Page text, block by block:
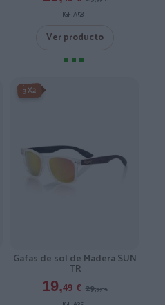
[GFJA58 ]
Ver producto
-3X2%
3X2
Gafas de sol de Madera SUN
TR
19,49 € 29,99 €